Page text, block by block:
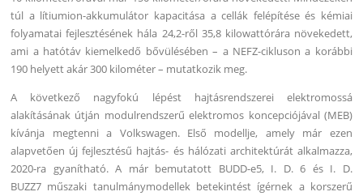
túl a lítiumion-akkumulátor kapacitása a cellák felépítése és kémiai
folyamatai fejlesztésének hála 24,2-ről 35,8 kilowattórára növekedett,
ami a hatótáv kiemelkedő bővülésében – a NEFZ-cikluson a korábbi
190 helyett akár 300 kilométer – mutatkozik meg.
A következő nagyfokú lépést hajtásrendszerei elektromossá
alakításának útján modulrendszerű elektromos koncepciójával (MEB)
kívánja megtenni a Volkswagen. Első modellje, amely már ezen
alapvetően új fejlesztésű hajtás- és hálózati architektúrát alkalmazza,
2020-ra gyanítható. A már bemutatott BUDD-e5, I. D. 6 és I. D.
BUZZ7 műszaki tanulmánymodellek betekintést ígérnek a korszerű